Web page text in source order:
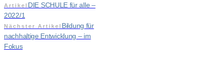
Artikel DIE SCHULE für alle –
2022/1
Nächster Artikel Bildung für
nachhaltige Entwicklung – im
Fokus